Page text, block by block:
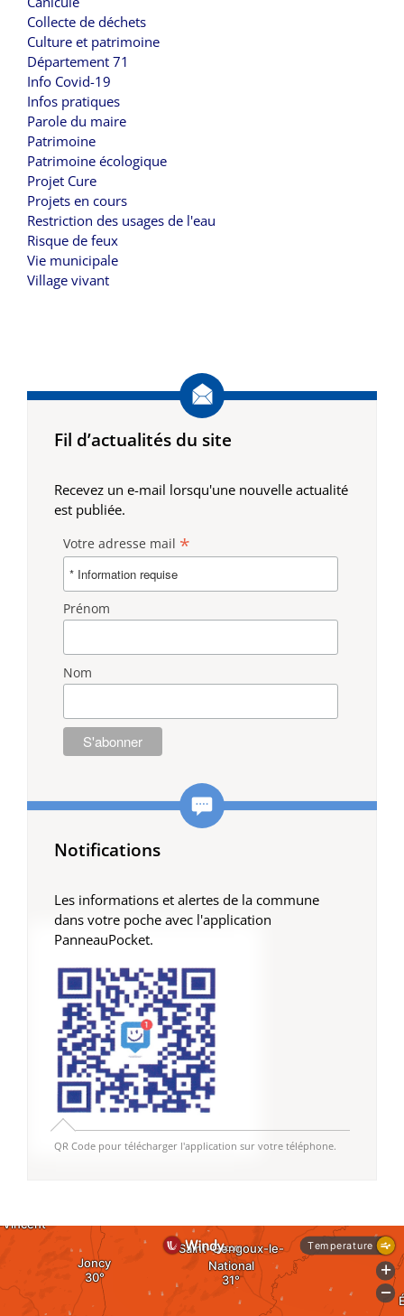
Collecte de déchets
Culture et patrimoine
Département 71
Info Covid-19
Infos pratiques
Parole du maire
Patrimoine
Patrimoine écologique
Projet Cure
Projets en cours
Restriction des usages de l'eau
Risque de feux
Vie municipale
Village vivant
Fil d’actualités du site
Recevez un e-mail lorsqu'une nouvelle actualité
est publiée.
Votre adresse mail *
Prénom
Nom
Notifications
Les informations et alertes de la commune
dans votre poche avec l'application
PanneauPocket.
QR Code pour télécharger l'application sur votre téléphone.